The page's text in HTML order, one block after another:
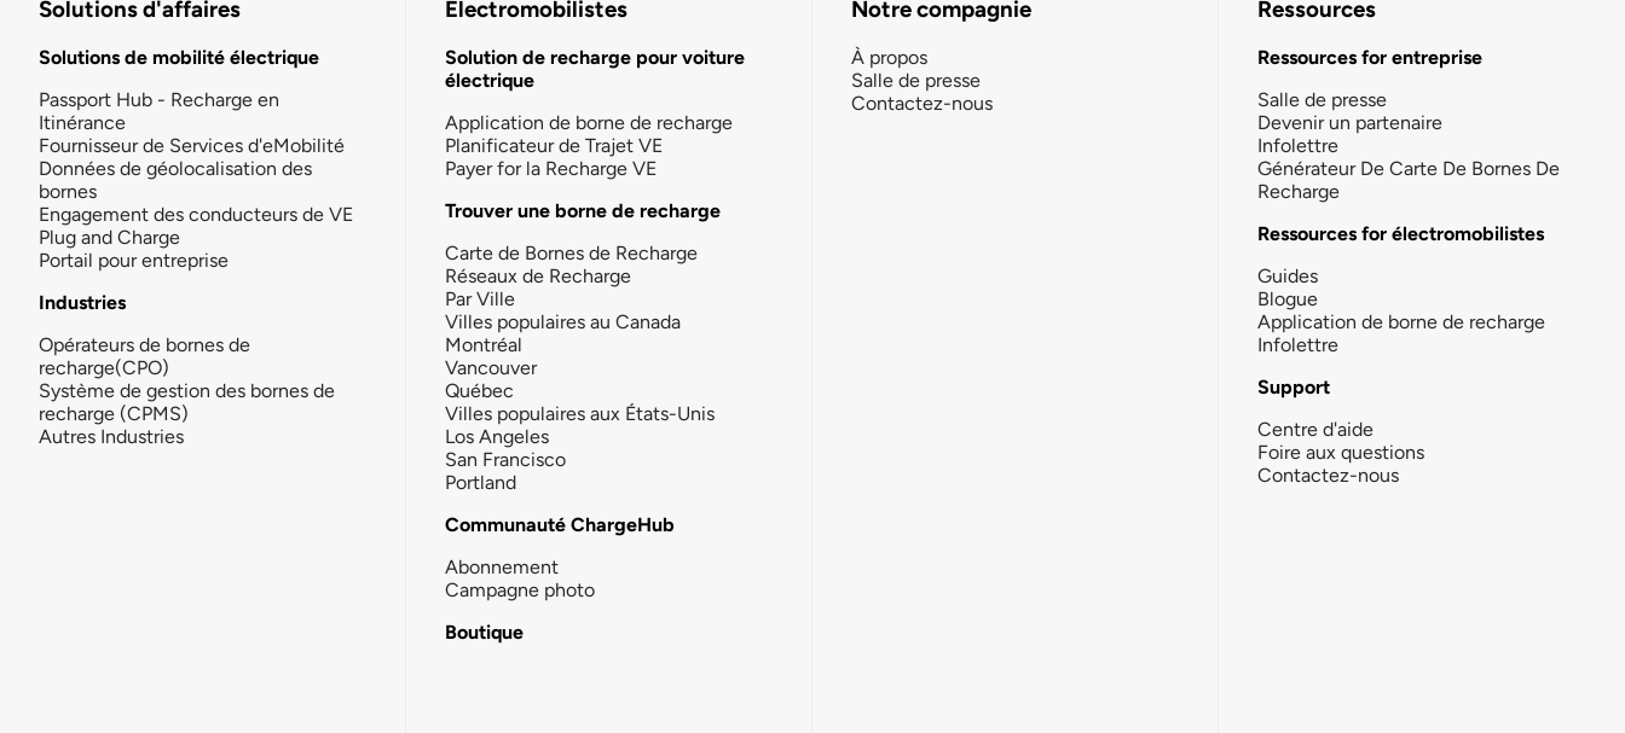
Solutions d'affaires
Solutions de mobilité électrique
Passport Hub - Recharge en
Itinérance
Fournisseur de Services d'eMobilité
Données de géolocalisation des
bornes
Engagement des conducteurs de VE
Plug and Charge
Portail pour entreprise
Industries
Opérateurs de bornes de
recharge(CPO)
Système de gestion des bornes de
recharge (CPMS)
Autres Industries
Électromobilistes
Solution de recharge pour voiture
électrique
Application de borne de recharge
Planificateur de Trajet VE
Payer for la Recharge VE
Trouver une borne de recharge
Carte de Bornes de Recharge
Réseaux de Recharge
Par Ville
Villes populaires au Canada
Montréal
Vancouver
Québec
Villes populaires aux États-Unis
Los Angeles
San Francisco
Portland
Communauté ChargeHub
Abonnement
Campagne photo
Boutique
Notre compagnie
À propos
Salle de presse
Contactez-nous
Ressources
Ressources for entreprise
Salle de presse
Devenir un partenaire
Infolettre
Générateur De Carte De Bornes De
Recharge
Ressources for électromobilistes
Guides
Blogue
Application de borne de recharge
Infolettre
Support
Centre d'aide
Foire aux questions
Contactez-nous